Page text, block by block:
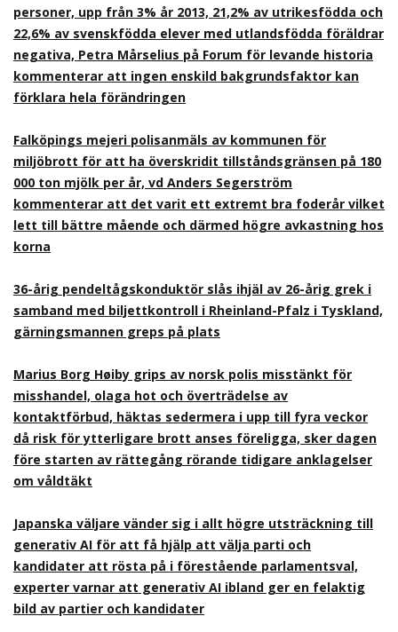
personer, upp från 3% år 2013, 21,2% av utrikesfödda och
22,6% av svenskfödda elever med utlandsfödda föräldrar
negativa, Petra Mårselius på Forum för levande historia
kommenterar att ingen enskild bakgrundsfaktor kan
förklara hela förändringen
Falköpings mejeri polisanmäls av kommunen för
miljöbrott för att ha överskridit tillståndsgränsen på 180
000 ton mjölk per år, vd Anders Segerström
kommenterar att det varit ett extremt bra foderår vilket
lett till bättre mående och därmed högre avkastning hos
korna
36-årig pendeltågskonduktör slås ihjäl av 26-årig grek i
samband med biljettkontroll i Rheinland-Pfalz i Tyskland,
gärningsmannen greps på plats
Marius Borg Høiby grips av norsk polis misstänkt för
misshandel, olaga hot och överträdelse av
kontaktförbud, häktas sedermera i upp till fyra veckor
då risk för ytterligare brott anses föreligga, sker dagen
före starten av rättegång rörande tidigare anklagelser
om våldtäkt
Japanska väljare vänder sig i allt högre utsträckning till
generativ AI för att få hjälp att välja parti och
kandidater att rösta på i förestående parlamentsval,
experter varnar att generativ AI ibland ger en felaktig
bild av partier och kandidater